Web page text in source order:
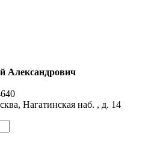
Нагатинская наб. , д. 14